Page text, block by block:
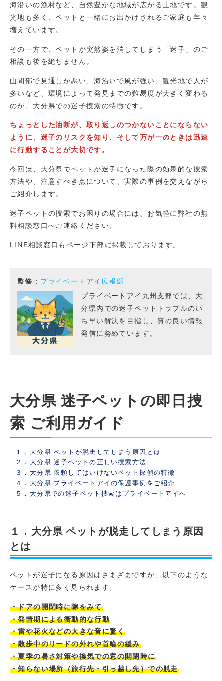
海沿いの漁村など、自然豊かな地域が広がる土地です。観
光地も多く、ペットと一緒にお出かけされるご家庭も年々
増えています。
その一方で、ペットが突然姿を消してしまう「迷子」のご
相談も後を絶ちません。
山間部で見通しが悪い、海沿いで風が強い、観光地で人が
多いなど、環境によって発見までの難易度が大きく変わる
のが、大分県での迷子捜索の特徴です。
ちょっとした油断が、取り返しのつかないことにならない
ように、迷子のリスクを知り、そして万が一のときは迅速
に行動することが大切です。
今回は、大分県でペットが迷子になった際の効果的な捜索
方法や、注意すべき点について、実際の事例を交えながら
ご紹介します。
迷子ペットの捜索でお困りの場合には、お気軽に弊社の無
料相談窓口へご連絡ください。
LINE相談窓口もページ下部に掲載しております。
監修 ： プライベートアイ広報部
プライベートアイ九州支部では、大
分県内での迷子ペットトラブルのい
ち早い解決を目指し、質の良い情報
発信に努めています。
大分県 迷子ペットの即日捜
索 ご利用ガイド
１．大分県 ペットが脱走してしまう原因とは
２．大分県 迷子ペットの正しい捜索方法
３．大分県 依頼してはいけないペット探偵の特徴
４．大分県 プライベートアイの保護事例をご紹介
５．大分県での迷子ペット捜索はプライベートアイへ
１．大分県 ペットが脱走してしまう原因
とは
ペットが迷子になる原因はさまざまですが、以下のような
ケースが特に多く見られます。
・ドアの開閉時に隙をみて
・発情期による衝動的な行動
・雷や花火などの大きな音に驚く
・散歩中のリードの外れや首輪の緩み
・夏季の暑さ対策や換気での窓の開閉時に
・知らない場所（旅行先・引っ越し先）での脱走